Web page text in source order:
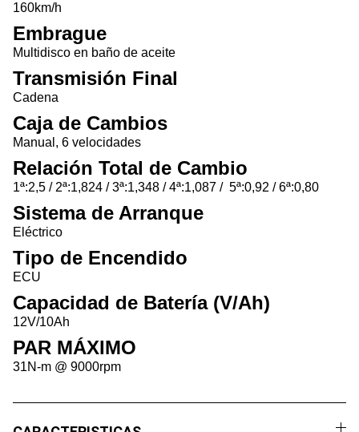
160km/h
Embrague
Multidisco en baño de aceite
Transmisión Final
Cadena
Caja de Cambios
Manual, 6 velocidades
Relación Total de Cambio
1ª:2,5 / 2ª:1,824 / 3ª:1,348 / 4ª:1,087 / 5ª:0,92 / 6ª:0,80
Sistema de Arranque
Eléctrico
Tipo de Encendido
ECU
Capacidad de Batería (V/Ah)
12V/10Ah
PAR MÁXIMO
31N-m @ 9000rpm